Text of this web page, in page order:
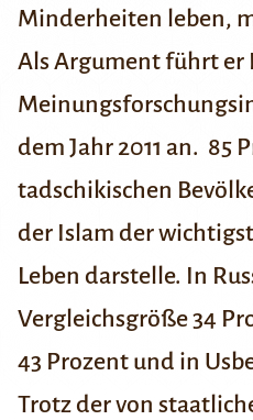
Minderheiten leben,
Als Argument führt er
dem Jahr 2011 an. 85
tadschikischen
der Islam der
Leben darstelle. In
Vergleichsgröße 34
43 Prozent und in
Trotz der von